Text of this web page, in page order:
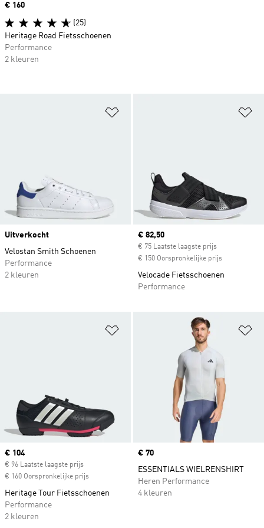
Uitverkocht
Velostan Smith Schoenen
Performance
2 kleuren
Current price
€ 82,50
€ 75 Laatste laagste prijs
€ 150 Oorspronkelijke prijs
Velocade Fietsschoenen
Performance
Op verlanglijst zetten
Current price
€ 104
€ 96 Laatste laagste prijs
€ 160 Oorspronkelijke prijs
Heritage Tour Fietsschoenen
Performance
2 kleuren
Price
€ 70
ESSENTIALS WIELRENSHIRT
Heren Performance
4 kleuren
Price
€ 160
(25)
Heritage Road Fietsschoenen
Performance
2 kleuren